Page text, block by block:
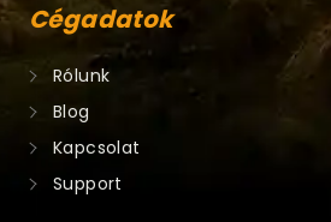
Cégadatok
Rólunk
Blog
Kapcsolat
Support